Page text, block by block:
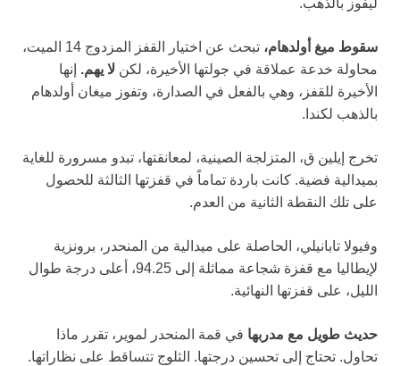
ليفوز بالذهب.
سقوط ميغ أولدهام،
تبحث عن اختيار القفز المزدوج 14 الميت،
محاولة خدعة عملاقة في جولتها الأخيرة، لكن لا يهم. إنها
الأخيرة للقفز، وهي بالفعل في الصدارة، وتفوز ميغان أولدهام
بالذهب لكندا.
تخرج إيلين ق، المتزلجة الصينية، لمعانقتها، تبدو مسرورة للغاية
بميدالية فضية. كانت باردة تماماً في قفزتها الثالثة للحصول
على تلك النقطة الثانية من العدم.
وفيولا تابانيلي، الحاصلة على ميدالية من المنحدر، برونزية
لإيطاليا مع قفزة شجاعة مماثلة إلى 94.25، أعلى درجة طوال
الليل، على قفزتها النهائية.
حديث طويل مع مدربها في قمة المنحدر لموير، تقرر ماذا
تحاول. تحتاج إلى تحسين درجتها. الثلوج تتساقط على نظاراتها.